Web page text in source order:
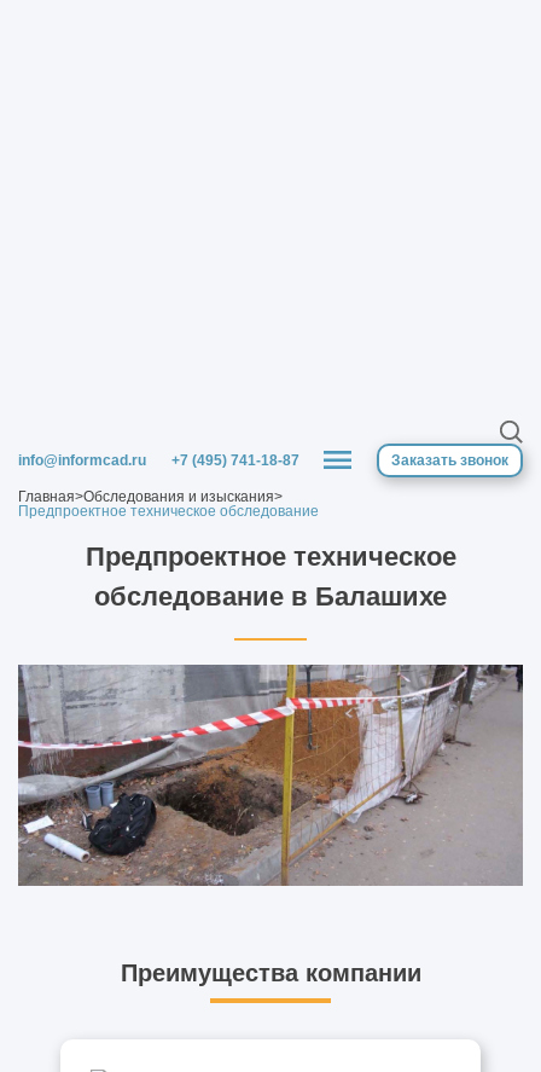
info@informcad.ru +7 (495) 741-18-87 Заказать звонок
Главная>Обследования и изыскания>
Предпроектное техническое обследование
Предпроектное техническое
обследование в Балашихе
Преимущества компании